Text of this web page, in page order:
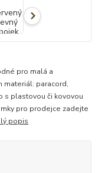
pro malá a
materiál: paracord,
s plastovou či kovovou
pro prodejce zadejte
popis